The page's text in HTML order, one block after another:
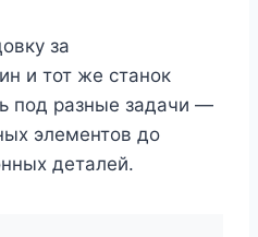
за
и тот же станок
под разные задачи —
элементов до
деталей.